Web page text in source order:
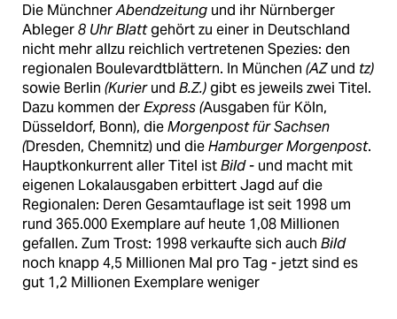
Die MünchnerAbendzeitung und ihr Nürnberger
Ableger8 Uhr Blattgehört zu einer in Deutschland
nicht mehr allzu reichlich vertretenen Spezies: den
regionalen Boulevardtblättern. In München (AZund tz)
sowie Berlin (Kurierund B.Z.)gibt es jeweils zwei Titel.
Dazu kommen derExpress (Ausgaben für Köln,
Düsseldorf, Bonn), dieMorgenpost für Sachsen
(Dresden, Chemnitz) und dieHamburger Morgenpost.
Hauptkonkurrent aller Titel istBild - und macht mit
eigenen Lokalausgaben erbittert Jagd auf die
Regionalen: Deren Gesamtauflage ist seit 1998 um
rund 365.000 Exemplare auf heute 1,08 Millionen
gefallen. Zum Trost: 1998 verkaufte sich auch Bild
noch knapp 4,5 Millionen Mal pro Tag - jetzt sind es
gut 1,2 Millionen Exemplare weniger